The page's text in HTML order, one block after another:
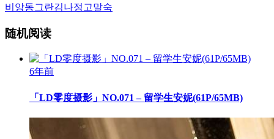
비앙동그란김나정 고말숙
随机阅读
6年前
「LD零度摄影」NO.071 – 留学生安妮(61P/65MB)